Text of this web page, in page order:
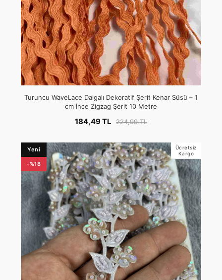
Turuncu WaveLace Dalgalı Dekoratif Şerit Kenar Süsü – 1
cm İnce Zigzag Şerit 10 Metre
184,49 TL 224,99 TL
Yeni
-%18
Ücretsiz
Kargo